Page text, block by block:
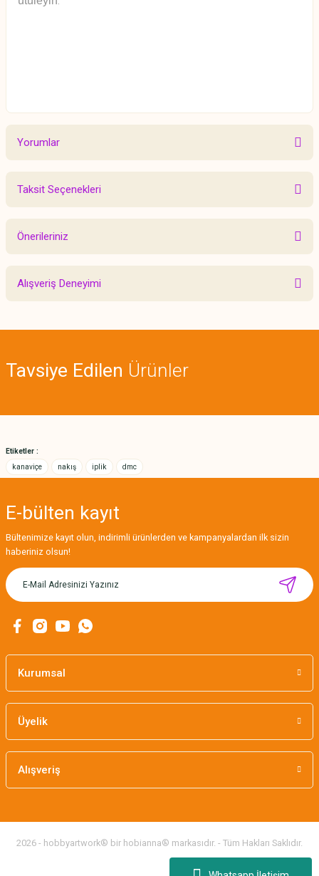
Yorumlar
Taksit Seçenekleri
Önerileriniz
Bu ürünün fiyat bilgisi, resim, ürün açıklamalarında ve diğer konularda
yetersiz gördüğünüz noktaları öneri formunu kullanarak tarafımıza
Ürün açıklamasında eksik bilgiler bulunuyor.
Alışveriş Deneyimi
Tavsiye Edilen Ürünler
MIKNATISLI İĞNE TUTUCU-BAHAR
Etiketler :
kanaviçe
nakış iplik dmc
E-bülten kayıt
Bültenimize kayıt olun, indirimli ürünlerden ve kampanyalardan ilk sizin
haberiniz olsun!
Kurumsal
Üyelik
Alışveriş
2026 - hobbyartwork® bir hobianna® markasıdır. - Tüm Hakları Saklıdır.